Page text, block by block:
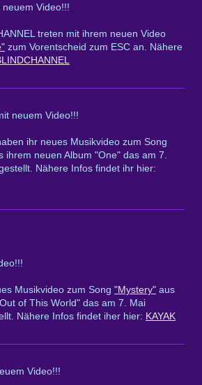
neuem Video!!!
treten mit ihrem neuen Video
zum Vorentscheid zum ESC an. Nähere
neuem Video!!!
ihr neues Musikvideo zum Song
ihrem neuen Album "One" das am 7.
Nähere Infos findet ihr hier:
Musikvideo zum Song "Mystery" aus
of This World" das am 7. Mai
Nähere Infos findet iher hier: KAYAK
Video!!!